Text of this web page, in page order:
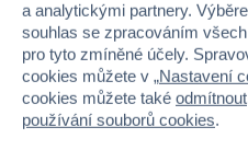
Pohlaví
Barva
Šířka
a analytickými partnery.
souhlas se zpracováním
pro tyto zmíněné účely.
cookies můžete v „Nastavení
cookies můžete také odmítnout
používání souborů cookies.